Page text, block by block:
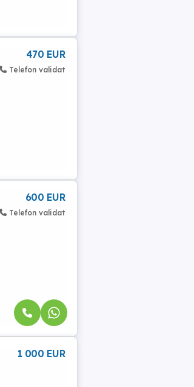
470 EUR
Telefon validat
600 EUR
Telefon validat
1 000 EUR